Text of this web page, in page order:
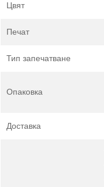
Цвят
Печат
Тип запечатване
Опаковка
Доставка